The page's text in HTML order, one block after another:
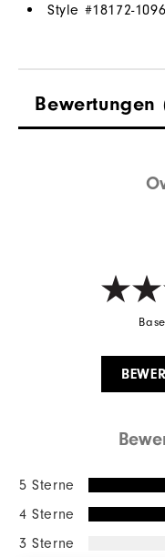
Style #18172-1096
Bewertungen
5 Sterne
4 Sterne
3 Sterne